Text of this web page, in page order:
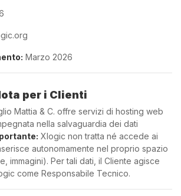
Marzo 2026
per i Clienti
Mattia & C. offre servizi di hosting web
nella salvaguardia dei dati
Xlogic non tratta né accede ai
autonomamente nel proprio spazio
immagini). Per tali dati, il Cliente agisce
come Responsabile Tecnico.